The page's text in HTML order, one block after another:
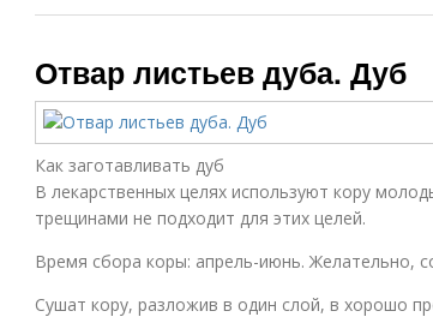
Отвар листьев дуба. Дуб
Как заготавливать дуб
В лекарственных целях используют кору
трещинами не подходит для этих целей.
Время сбора коры: апрель-июнь. Желательно,
Сушат кору, разложив в один слой, в хорошо